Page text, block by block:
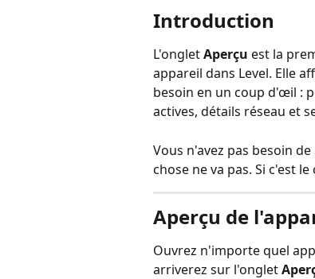
Introduction
L'onglet Aperçu est la
appareil dans Level. Elle
besoin en un coup d'œil :
actives, détails réseau et
Vous n'avez pas besoin
chose ne va pas. Si c'est
Aperçu de
Ouvrez n'importe quel
arriverez sur l'onglet